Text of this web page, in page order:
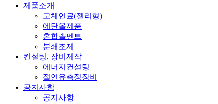
제품소개
고체연료(젤리형)
에탄올제품
혼합솔벤트
분쇄조제
컨설팅, 장비제작
에너지컨설팅
절연유측정장비
공지사항
공지사항